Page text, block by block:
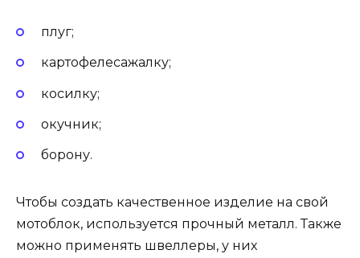
плуг;
картофелесажалку;
косилку;
окучник;
борону.
Чтобы создать качественное изделие на свой
мотоблок, используется прочный металл. Также
можно применять швеллеры, у них